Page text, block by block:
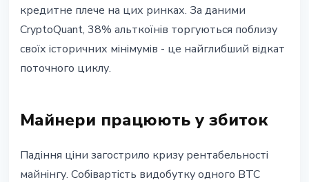
кредитне плече на цих ринках. За даними
CryptoQuant, 38% альткоїнів торгуються поблизу
своїх історичних мінімумів - це найглибший відкат
поточного циклу.
Майнери працюють у збиток
Падіння ціни загострило кризу рентабельності
майнінгу. Собівартість видобутку одного BTC